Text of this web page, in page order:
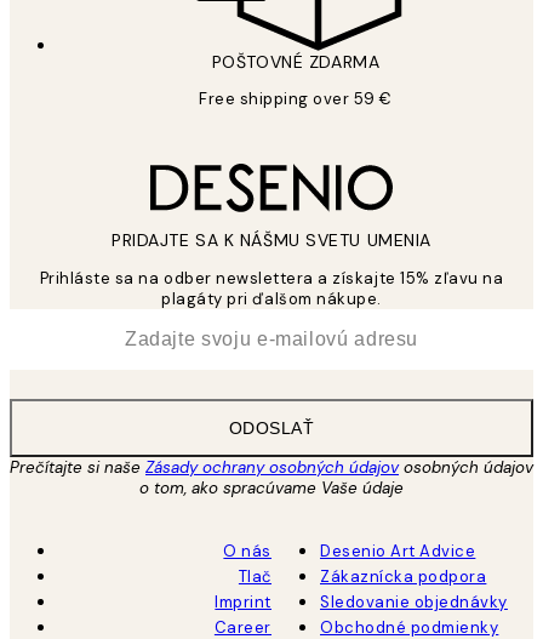
POŠTOVNÉ ZDARMA
Free shipping over 59 €
PRIDAJTE SA K NÁŠMU SVETU UMENIA
Prihláste sa na odber newslettera a získajte 15% zľavu na
plagáty pri ďalšom nákupe.
ODOSLAŤ
Prečítajte si naše Zásady ochrany osobných údajovosobných údajov
o tom, ako spracúvame Vaše údaje
O nás
Tlač
Imprint
Career
Desenio Art Advice
Zákaznícka podpora
Sledovanie objednávky
Obchodné podmienky